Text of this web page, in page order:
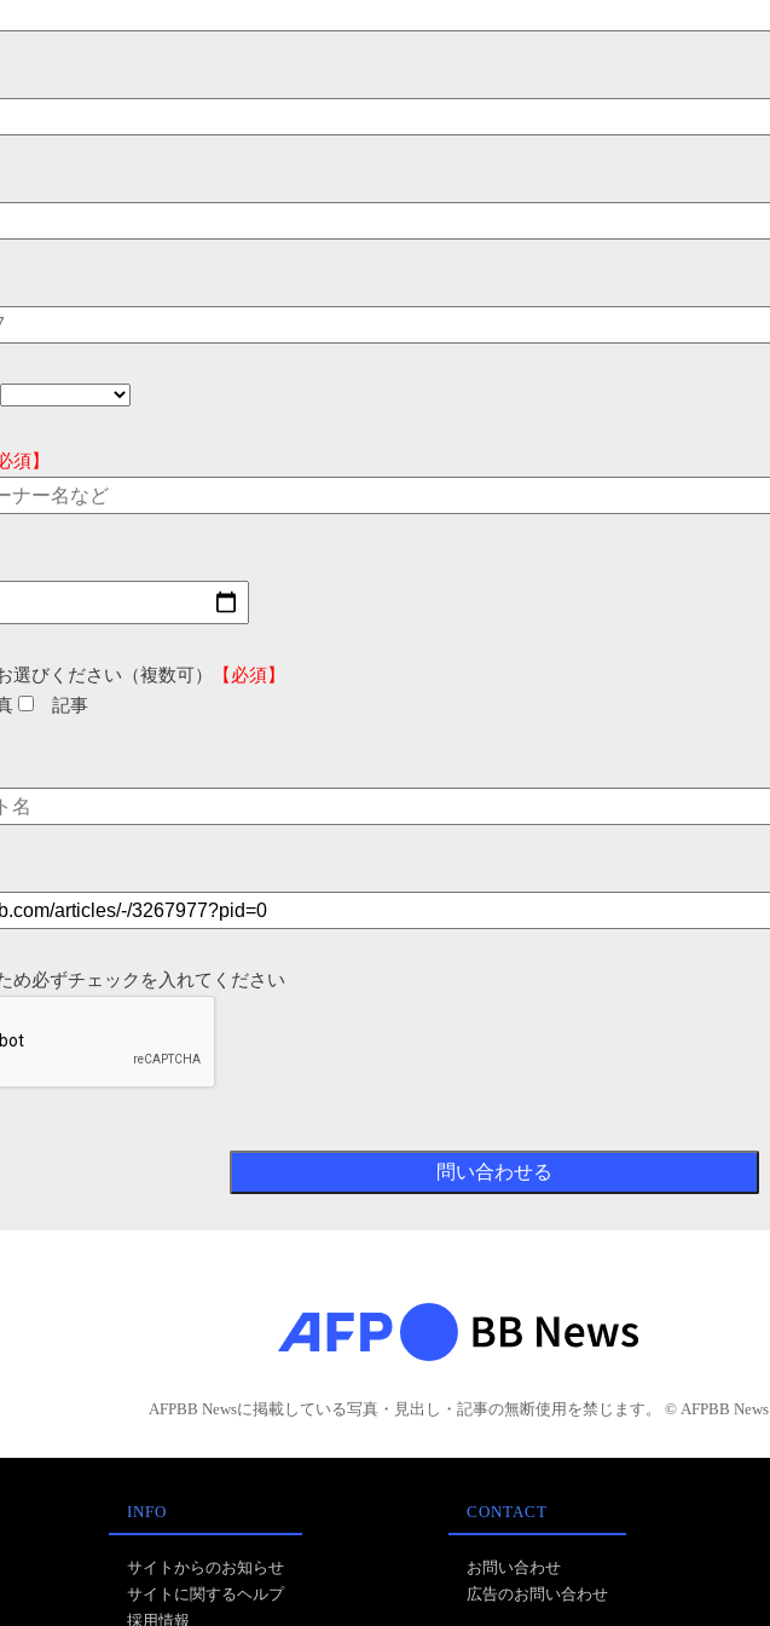
須】
選びください（複数可）
【必須】
記事
め必ずチェックを入れてください
AFPBB Newsに掲載している写真・見出し・記事の無断使用を禁じます。 © AFPBB News
INFO
サイトからのお知らせ
サイトに関するヘルプ
採用情報
CONTACT
お問い合わせ
広告のお問い合わせ